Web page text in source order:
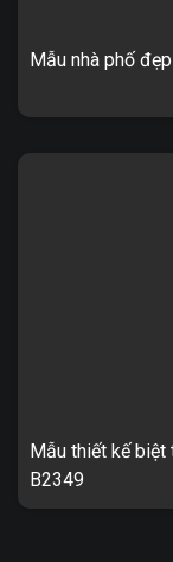
Mẫu nhà phố
Mẫu thiết kế biệt
B2349